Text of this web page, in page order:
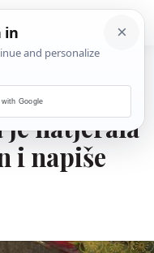
je natjerala
i napiše
Google